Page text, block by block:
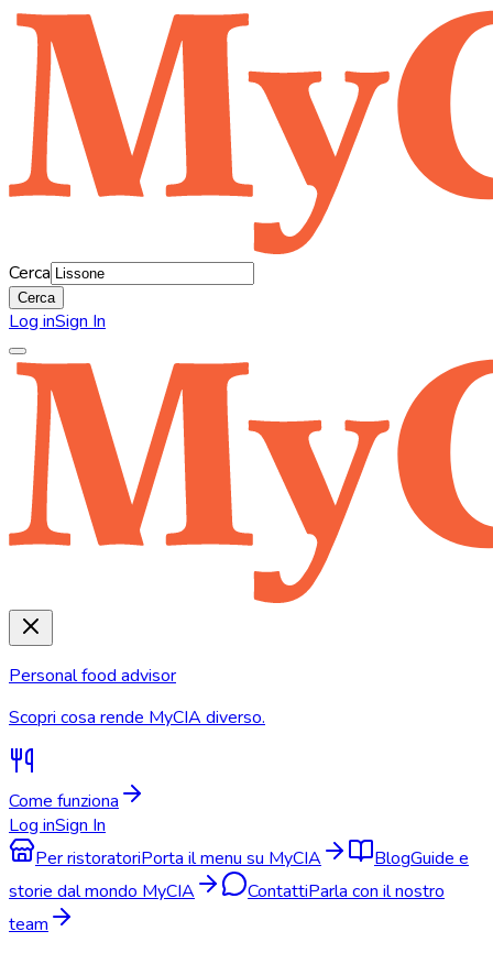
Cerca
Cerca
Log inSign In
Personal food advisor
Scopri cosa rende MyCIA diverso.
Come funziona
Log inSign In
Per ristoratoriPorta il menu su MyCIA BlogGuide e
storie dal mondo MyCIA
ContattiParla con il nostro
team